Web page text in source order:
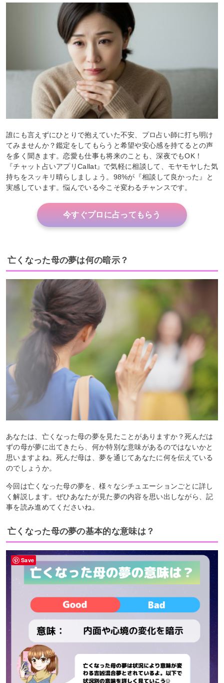
誰にも言えずにひとりで抱えていた不安、プロ占い師に打ち明け
てみませんか？鑑定をしてもらうと希望や安心感を持てるとの声
を多く聞きます。恋愛も仕事も将来のことも、深夜でもOK！
『チャット占いアプリCallat』で気軽に相談して、モヤモヤした気
持ちをスッキリ晴らしましょう。98%が『相談して良かった』と
実感しています。悩んでいる今こそ変わるチャンスです。
今すぐプロに占ってもらう
亡くなった母の夢は何の暗示？
あなたは、亡くなった母の夢を見たことがありますか？死んだは
ずの母が夢に出てきたら、何か特別な意味があるのではないかと
思いますよね。死んだ母は、夢を通じてあなたに何を伝えている
のでしょうか。
今回は亡くなった母の夢を、様々なシチュエーションごとに詳し
く解説します。ぜひあなたが見た夢の内容を思い出しながら、記
事を読み進めてくださいね。
亡くなった母の夢の基本的な意味は？
Save